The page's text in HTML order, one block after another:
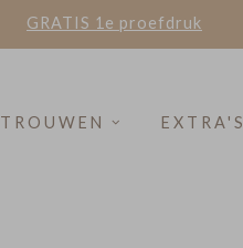
GRATIS 1e proefdruk
TROUWEN EXTRA'S